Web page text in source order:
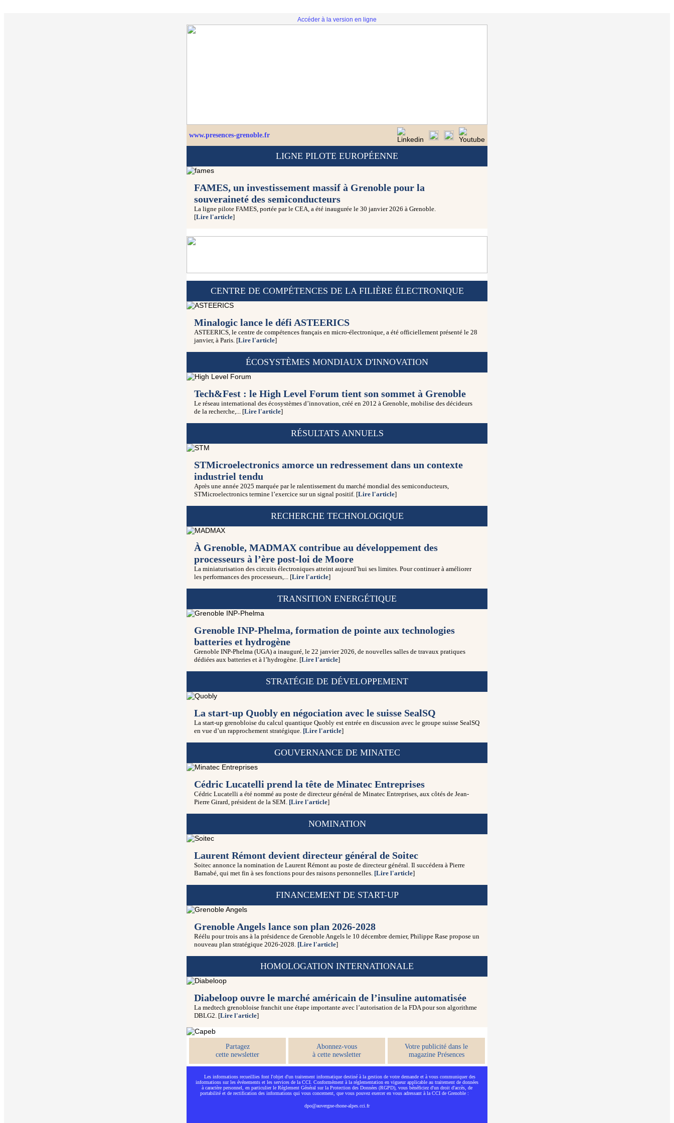
Accéder à la version en ligne
www.presences-grenoble.fr
LIGNE PILOTE EUROPÉENNE
FAMES, un investissement massif à Grenoble pour la
souveraineté des semiconducteurs
La ligne pilote FAMES, portée par le CEA, a été inaugurée le 30 janvier 2026 à Grenoble.
[Lire l'article]
CENTRE DE COMPÉTENCES DE LA FILIÈRE ÉLECTRONIQUE
Minalogic lance le défi ASTEERICS
ASTEERICS, le centre de compétences français en micro-électronique, a été officiellement présenté le 28
janvier, à Paris. [Lire l'article]
ÉCOSYSTÈMES MONDIAUX D'INNOVATION
Tech&Fest : le High Level Forum tient son sommet à Grenoble
Le réseau international des écosystèmes d’innovation, créé en 2012 à Grenoble, mobilise des décideurs
de la recherche,... [Lire l'article]
RÉSULTATS ANNUELS
STMicroelectronics amorce un redressement dans un contexte
industriel tendu
Après une année 2025 marquée par le ralentissement du marché mondial des semiconducteurs,
STMicroelectronics termine l’exercice sur un signal positif. [Lire l'article]
RECHERCHE TECHNOLOGIQUE
À Grenoble, MADMAX contribue au développement des
processeurs à l’ère post-loi de Moore
La miniaturisation des circuits électroniques atteint aujourd’hui ses limites. Pour continuer à améliorer
les performances des processeurs,... [Lire l'article]
TRANSITION ENERGÉTIQUE
Grenoble INP-Phelma, formation de pointe aux technologies
batteries et hydrogène
Grenoble INP-Phelma (UGA) a inauguré, le 22 janvier 2026, de nouvelles salles de travaux pratiques
dédiées aux batteries et à l’hydrogène. [Lire l'article]
STRATÉGIE DE DÉVELOPPEMENT
La start-up Quobly en négociation avec le suisse SealSQ
La start-up grenobloise du calcul quantique Quobly est entrée en discussion avec le groupe suisse SealSQ
en vue d’un rapprochement stratégique. [Lire l'article]
GOUVERNANCE DE MINATEC
Cédric Lucatelli prend la tête de Minatec Entreprises
Cédric Lucatelli a été nommé au poste de directeur général de Minatec Entreprises, aux côtés de Jean-
Pierre Girard, président de la SEM. [Lire l'article]
NOMINATION
Laurent Rémont devient directeur général de Soitec
Soitec annonce la nomination de Laurent Rémont au poste de directeur général. Il succédera à Pierre
Barnabé, qui met fin à ses fonctions pour des raisons personnelles. [Lire l'article]
FINANCEMENT DE START-UP
Grenoble Angels lance son plan 2026-2028
Réélu pour trois ans à la présidence de Grenoble Angels le 10 décembre dernier, Philippe Rase propose un
nouveau plan stratégique 2026-2028. [Lire l'article]
HOMOLOGATION INTERNATIONALE
Diabeloop ouvre le marché américain de l’insuline automatisée
La medtech grenobloise franchit une étape importante avec l’autorisation de la FDA pour son algorithme
DBLG2. [Lire l'article]
Partagez
cette newsletter
Abonnez-vous
à cette newsletter
Votre publicité dans le
magazine Présences
Les informations recueillies font l'objet d'un traitement informatique destiné à la gestion de votre demande et à vous communiquer des
informations sur les événements et les services de la CCI. Conformément à la réglementation en vigueur applicable au traitement de données
à caractère personnel, en particulier le Règlement Général sur la Protection des Données (RGPD), vous bénéficiez d'un droit d'accès, de
portabilité et de rectification des informations qui vous concernent, que vous pouvez exercer en vous adressant à la CCI de Grenoble :
dpo@auvergne-rhone-alpes.cci.fr